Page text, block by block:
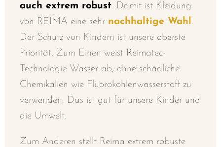
auch extrem robust. Damit ist Kleidung
von REIMA eine sehr nachhaltige Wahl .
Der Schutz von Kindern ist unsere oberste
Priorität. Zum Einen weist Reimatec-
Technologie Wasser ab, ohne schädliche
Chemikalien wie Fluorokohlenwasserstoff zu
verwenden. Das ist gut für unsere Kinder und
die Umwelt.
Zum Anderen stellt Reima extrem robuste